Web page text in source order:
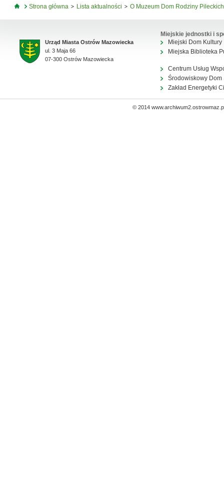
Jesteś tutaj
Strona główna Lista aktualności O Muzeum Dom Rodziny
Urząd Miasta Ostrów Mazowiecka
ul. 3 Maja 66
07-300 Ostrów Mazowiecka
Miejskie jednostki i
Miejski Dom Kultury
Miejska Biblioteka
Centrum Usług
Środowiskowy Dom
Zakład Energetyki
© 2014